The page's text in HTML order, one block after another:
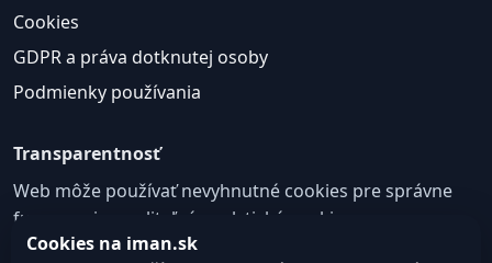
Cookies
GDPR a práva dotknutej osoby
Podmienky používania
Transparentnosť
Web môže používať nevyhnutné cookies pre správne
fungovanie a voliteľné analytické cookies na
zlepšovanie obsahu a používateľskej skúsenosti.
Cookies na iman.sk